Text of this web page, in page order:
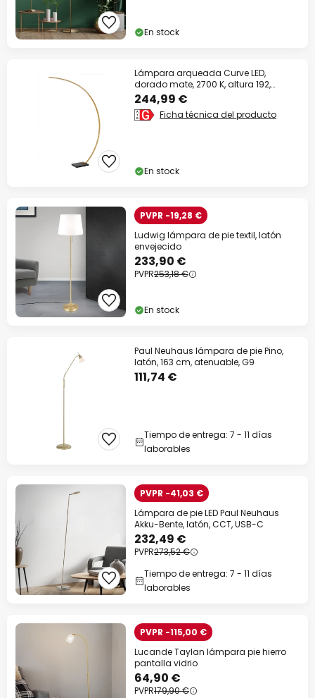
En stock
Lámpara arqueada Curve LED,
dorado mate, 2700 K, altura 192,
atenuable
244,99 €
Ficha técnica del producto
En stock
PVPR -19,28 €
Ludwig lámpara de pie textil, latón
envejecido
233,90 €
PVPR253,18 €
En stock
Paul Neuhaus lámpara de pie Pino,
latón, 163 cm, atenuable, G9
111,74 €
Tiempo de entrega: 7 - 11 días
laborables
PVPR -41,03 €
Lámpara de pie LED Paul Neuhaus
Akku-Bente, latón, CCT, USB-C
232,49 €
PVPR273,52 €
Tiempo de entrega: 7 - 11 días
laborables
PVPR -115,00 €
Lucande Taylan lámpara pie hierro
pantalla vidrio
64,90 €
PVPR179,90 €